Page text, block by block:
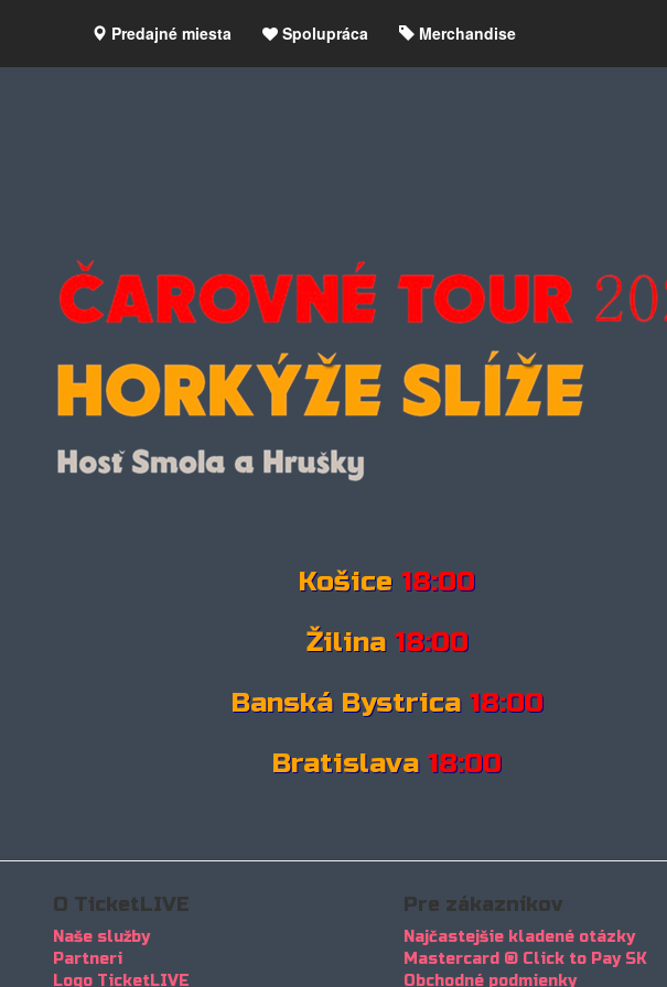
Predajné miesta Spolupráca Merchandise
Košice 18:00
Žilina 18:00
Banská Bystrica 18:00
Bratislava 18:00
O TicketLIVE
Naše služby
Partneri
Logo TicketLIVE
Pre zákazníkov
Najčastejšie kladené otázky
Mastercard ® Click to Pay SK
Obchodné podmienky